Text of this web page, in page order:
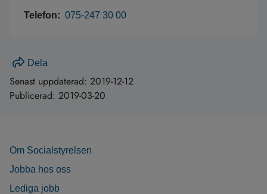
Telefon: 075-247 30 00
Dela
Senast uppdaterad: 2019-12-12
Publicerad: 2019-03-20
Om Socialstyrelsen
Jobba hos oss
Lediga jobb